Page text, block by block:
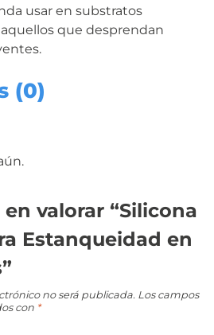
usar en substratos
que desprendan
(0)
valorar “Silicona
Estanqueidad en
no será publicada. Los campos
con *